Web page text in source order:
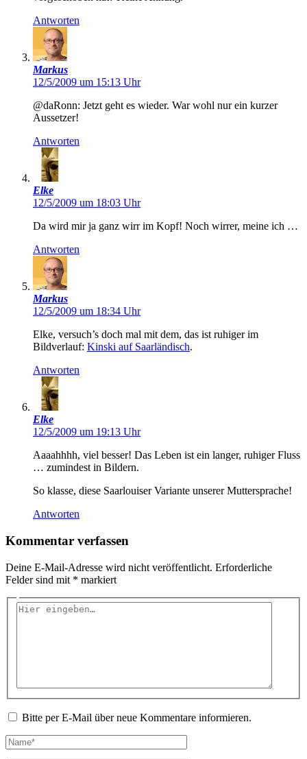
Antworten
Markus
12/5/2009 um 15:13 Uhr
@daRonn: Jetzt geht es wieder. War wohl nur ein kurzer
Aussetzer!
Antworten
Elke
12/5/2009 um 18:03 Uhr
Da wird mir ja ganz wirr im Kopf! Noch wirrer, meine ich …
Antworten
Markus
12/5/2009 um 18:34 Uhr
Elke, versuch’s doch mal mit dem, das ist ruhiger im
Bildverlauf: Kinski auf Saarländisch.
Antworten
Elke
12/5/2009 um 19:13 Uhr
Aaaahhhh, viel besser! Das Leben ist ein langer, ruhiger Fluss
… zumindest in Bildern.
So klasse, diese Saarlouiser Variante unserer Muttersprache!
Antworten
Kommentar verfassen
Deine E-Mail-Adresse wird nicht veröffentlicht. Erforderliche
Felder sind mit * markiert
Hier
Bitte per E-Mail über neue Kommentare informieren.
Name*